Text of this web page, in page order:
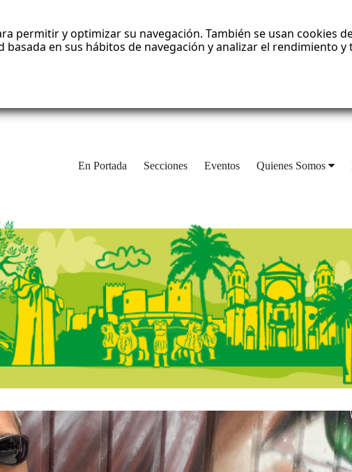
permitir y optimizar su navegación. También se usan cookies
en sus hábitos de navegación y analizar el rendimiento
En Portada Secciones Eventos Quienes Somos